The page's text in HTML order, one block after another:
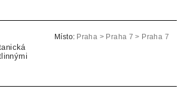
Místo: Praha > Praha 7 > Praha 7